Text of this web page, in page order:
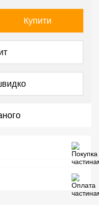
Купити